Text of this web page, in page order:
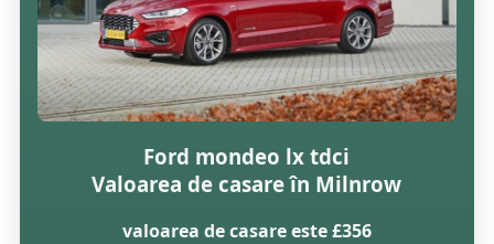
Ford mondeo lx tdci
Valoarea de casare în Milnrow
valoarea de casare este £356